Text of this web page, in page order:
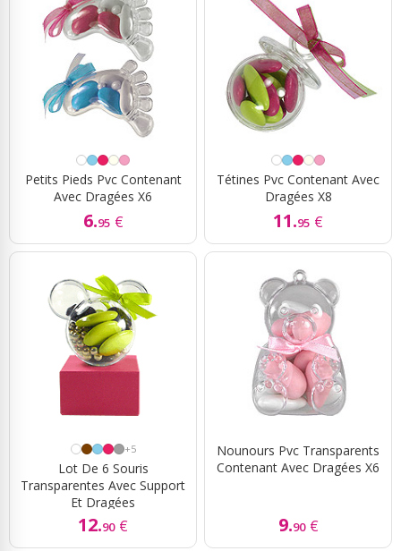
Petits Pieds Pvc Contenant
Avec Dragées X6
6.95 €
Tétines Pvc Contenant Avec
Dragées X8
11.95 €
+5
Lot De 6 Souris
Transparentes Avec Support
Et Dragées
12.90 €
Nounours Pvc Transparents
Contenant Avec Dragées X6
9.90 €